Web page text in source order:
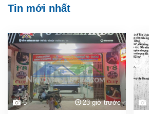
Tin mới nhất
5 23 giờ trước